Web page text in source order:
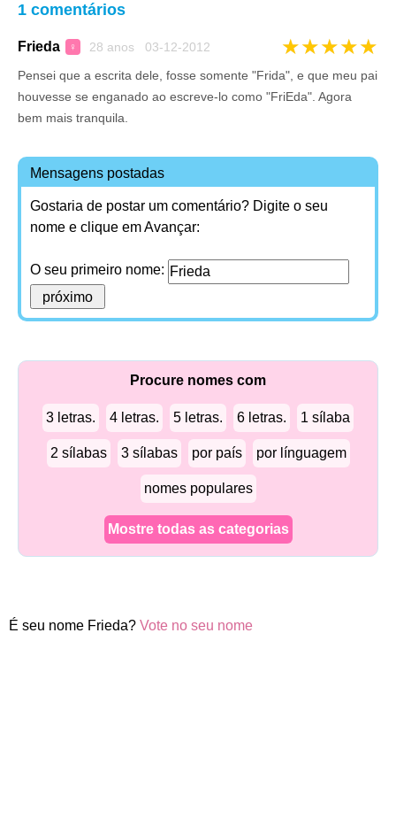
1 comentários
Frieda ♀ 28 anos 03-12-2012 ★★★★★
Pensei que a escrita dele, fosse somente "Frida", e que meu pai
houvesse se enganado ao escreve-lo como "FriEda". Agora
bem mais tranquila.
Mensagens postadas
Gostaria de postar um comentário? Digite o seu
nome e clique em Avançar:
O seu primeiro nome:
Procure nomes com
3 letras. 4 letras. 5 letras. 6 letras. 1 sílaba
2 sílabas 3 sílabas por país por línguagem
nomes populares
Mostre todas as categorias
É seu nome Frieda? Vote no seu nome